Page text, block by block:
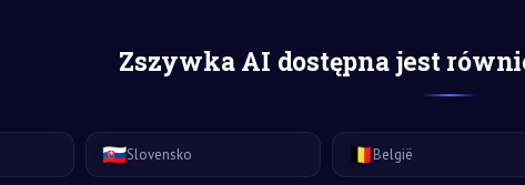
Zszywka AI dostępna jest
🇸🇰Slovensko 🇧🇪België